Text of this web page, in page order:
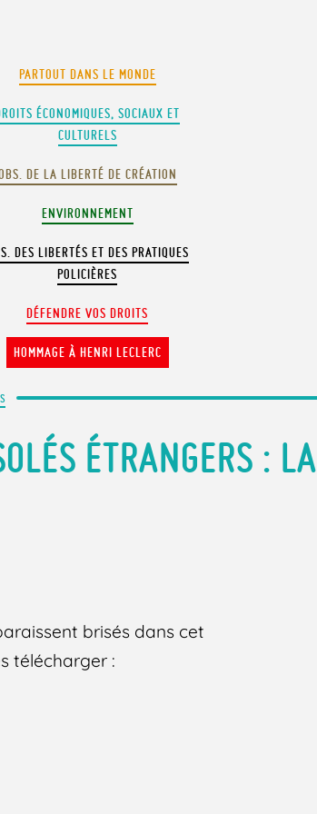
PARTOUT DANS LE MONDE
ÉCONOMIQUES, SOCIAUX ET
CULTURELS
DE LA LIBERTÉ DE CRÉATION
ENVIRONNEMENT
DES LIBERTÉS ET DES PRATIQUES
POLICIÈRES
DÉFENDRE VOS DROITS
HOMMAGE À HENRI LECLERC
ÉTRANGERS : LA
brisés dans cet
télécharger :